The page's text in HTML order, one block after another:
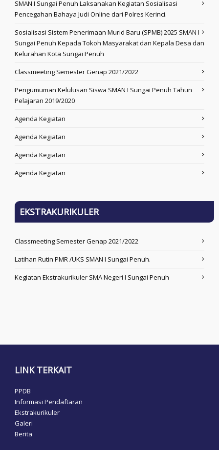
SMAN I Sungai Penuh Laksanakan Kegiatan Sosialisasi
Pencegahan Bahaya Judi Online dari Polres Kerinci.
Sosialisasi Sistem Penerimaan Murid Baru (SPMB) 2025 SMAN I
Sungai Penuh Kepada Tokoh Masyarakat dan Kepala Desa dan
Kelurahan Kota Sungai Penuh
Classmeeting Semester Genap 2021/2022
Pengumuman Kelulusan Siswa SMAN I Sungai Penuh Tahun
Pelajaran 2019/2020
Agenda Kegiatan
Agenda Kegiatan
Agenda Kegiatan
Agenda Kegiatan
EKSTRAKURIKULER
Classmeeting Semester Genap 2021/2022
Latihan Rutin PMR /UKS SMAN I Sungai Penuh.
Kegiatan Ekstrakurikuler SMA Negeri I Sungai Penuh
LINK TERKAIT
PPDB
Informasi Pendaftaran
Ekstrakurikuler
Galeri
Berita